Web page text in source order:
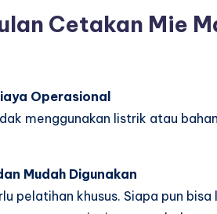
Cetakan Mie
Operasional
menggunakan listrik atau
Mudah Digunakan
pelatihan khusus. Siapa pun